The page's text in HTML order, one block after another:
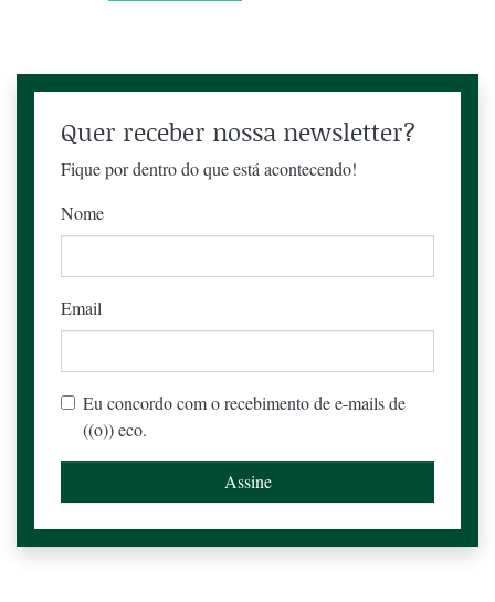
Quer receber nossa newsletter?
Fique por dentro do que está acontecendo!
Nome
Email
Eu concordo com o recebimento de e-mails de
((o)) eco.